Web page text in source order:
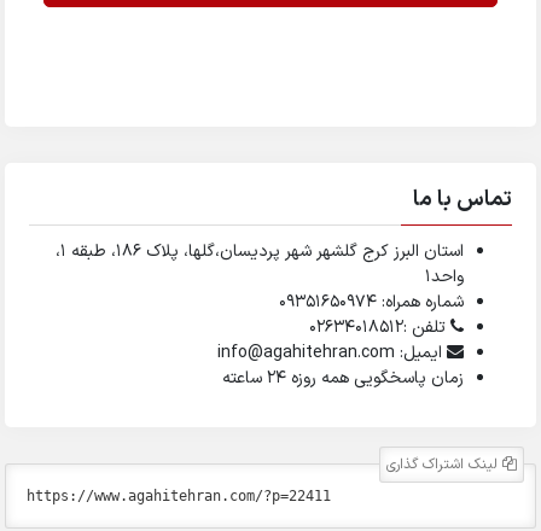
تماس با ما
استان البرز کرج گلشهر شهر پردیسان،گلها، پلاک ۱۸۶، طبقه ۱،
واحد1
شماره همراه: 09351650974
تلفن :02634018512
ایمیل: info@agahitehran.com
زمان پاسخگویی همه روزه 24 ساعته
لینک اشتراک گذاری